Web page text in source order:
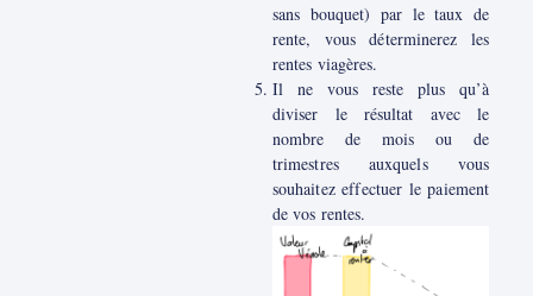
sans bouquet) par le taux de
rente, vous déterminerez les
rentes viagères.
Il ne vous reste plus qu’à
diviser le résultat avec le
nombre de mois ou de
trimestres auxquels vous
souhaitez effectuer le paiement
de vos rentes.